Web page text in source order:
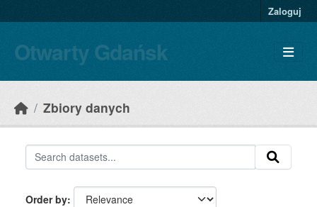
Zaloguj
Otwarty Gdańsk
Zbiory danych
Order by